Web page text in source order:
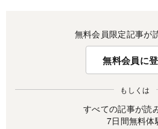
無料会員限定記事が
無料会員に
もしくは
すべての記事が読
7日間無料体